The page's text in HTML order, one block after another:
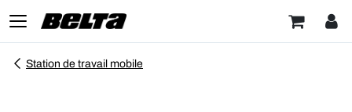
Station de travail mobile